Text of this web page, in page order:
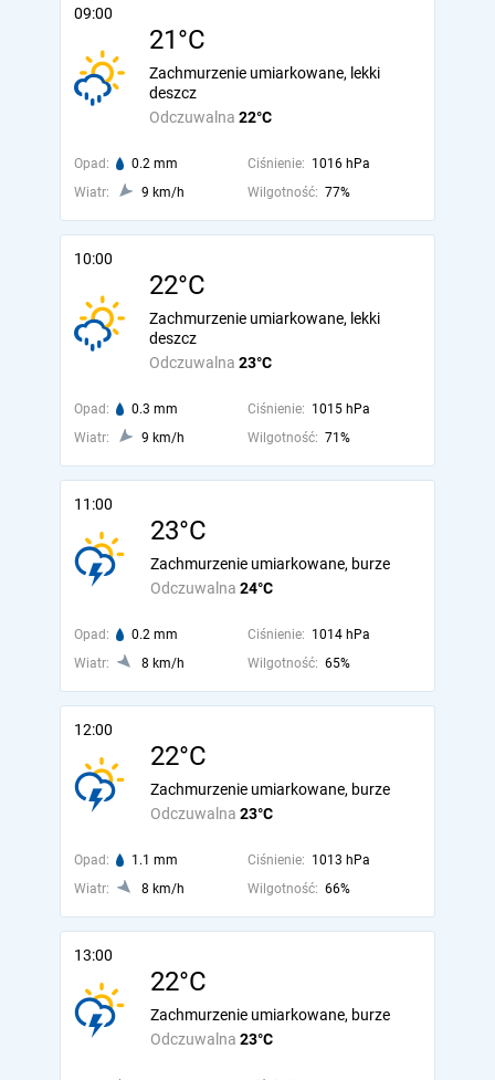
09:00
21°C
Odczuwalna 22°C
Zachmurzenie umiarkowane, lekki
deszcz
Opad: 0.2 mm Ciśnienie: 1016 hPa
Wiatr:
9 km/h Wilgotność: 77%
10:00
22°C
Odczuwalna 23°C
Zachmurzenie umiarkowane, lekki
deszcz
Opad: 0.3 mm Ciśnienie: 1015 hPa
Wiatr:
9 km/h Wilgotność: 71%
11:00
23°C
Odczuwalna 24°C
Zachmurzenie umiarkowane, burze
Opad: 0.2 mm Ciśnienie: 1014 hPa
Wiatr:
8 km/h Wilgotność: 65%
12:00
22°C
Odczuwalna 23°C
Zachmurzenie umiarkowane, burze
Opad: 1.1 mm Ciśnienie: 1013 hPa
Wiatr:
8 km/h Wilgotność: 66%
13:00
22°C
Odczuwalna 23°C
Zachmurzenie umiarkowane, burze